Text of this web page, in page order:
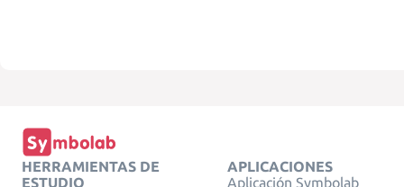
HERRAMIENTAS DE
ESTUDIO
APLICACIONES
Aplicación Symbolab